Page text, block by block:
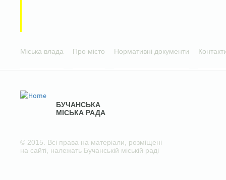
Міська влада Про місто Нормативні документи
БУЧАНСЬКА
МІСЬКА РАДА
© 2015. Всі права на матеріали, розміщені
на сайті, належать Бучанській міській раді